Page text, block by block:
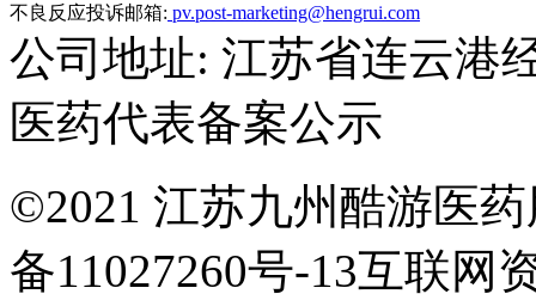
不良反应投诉邮箱: pv.post-marketing@hengrui.com
公司地址: 江苏省连云港
医药代表备案公示
©2021 江苏九州酷游医
备11027260号-13互联网